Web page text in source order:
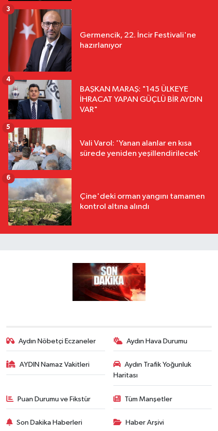
Germencik, 22. İncir Festivali'ne
hazırlanıyor
3
BAŞKAN MARAŞ: "145 ÜLKEYE
İHRACAT YAPAN GÜÇLÜ BİR AYDIN
VAR"
4
Vali Varol: 'Yanan alanlar en kısa
sürede yeniden yeşillendirilecek'
5
Çine'deki orman yangını tamamen
kontrol altına alındı
6
Aydın Nöbetçi Eczaneler Aydın Hava Durumu
AYDIN Namaz Vakitleri
Aydın Trafik Yoğunluk
Haritası
Puan Durumu ve Fikstür Tüm Manşetler
Son Dakika Haberleri Haber Arşivi